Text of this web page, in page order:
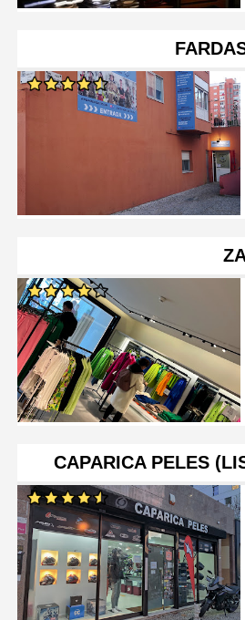
CAPARICA PELES